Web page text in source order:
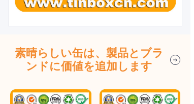
素晴らしい缶は、製品とブラ
ンドに価値を追加します